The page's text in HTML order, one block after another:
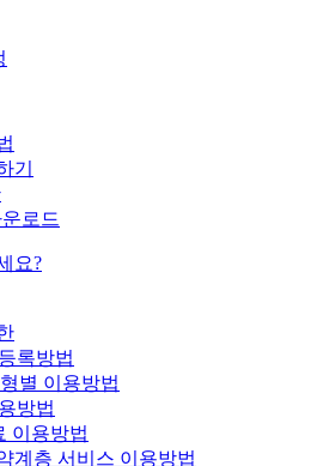
기
로드
요?
록방법
별 이용방법
방법
이용방법
계층 서비스 이용방법